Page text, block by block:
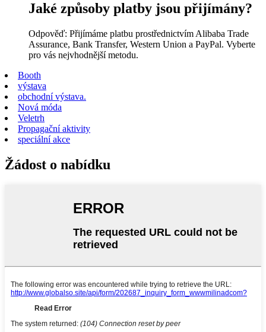
Jaké způsoby platby jsou přijímány?
Odpověď: Přijímáme platbu prostřednictvím Alibaba Trade
Assurance, Bank Transfer, Western Union a PayPal. Vyberte
pro vás nejvhodnější metodu.
Booth
výstava
obchodní výstava.
Nová móda
Veletrh
Propagační aktivity
speciální akce
Žádost o nabídku